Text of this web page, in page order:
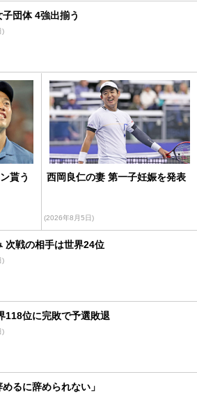
団体 4強出揃う
)
貰う 西岡良仁の妻 第一子妊娠を発表
(2026年8月5日)
次戦の相手は世界24位
)
118位に完敗で予選敗退
)
るに辞められない」